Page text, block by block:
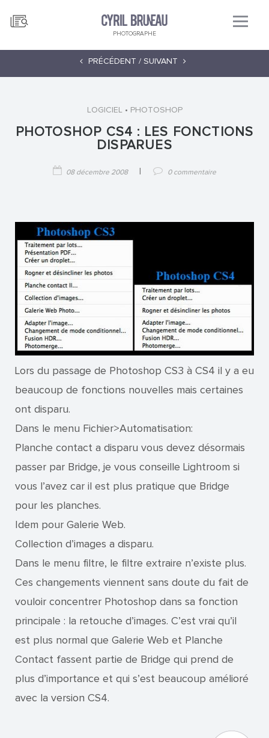
PHOTOGRAPHE
PRÉCÉDENT / SUIVANT
LOGICIEL • PHOTOSHOP
PHOTOSHOP CS4 : LES FONCTIONS
DISPARUES
08 décembre 2008 0 commentaire
Lors du passage de Photoshop CS3 à CS4 il y a eu
beaucoup de fonctions nouvelles mais certaines
ont disparu.
Dans le menu Fichier>Automatisation:
Planche contact a disparu vous devez désormais
passer par Bridge, je vous conseille Lightroom si
vous l’avez car il est plus pratique que Bridge
pour les planches.
Idem pour Galerie Web.
Collection d’images a disparu.
Dans le menu filtre, le filtre extraire n’existe plus.
Ces changements viennent sans doute du fait de
vouloir concentrer Photoshop dans sa fonction
principale : la retouche d’images. C’est vrai qu’il
est plus normal que Galerie Web et Planche
Contact fassent partie de Bridge qui prend de
plus d’importance et qui s’est beaucoup amélioré
avec la version CS4.